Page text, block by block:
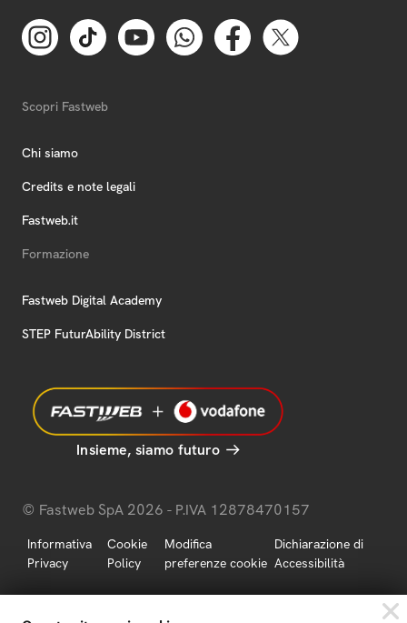
Scopri Fastweb
Chi siamo
Credits e note legali
Fastweb.it
Formazione
Fastweb Digital Academy
STEP FuturAbility District
Insieme, siamo futuro
© Fastweb SpA 2026 - P.IVA 12878470157
Informativa
Privacy
Cookie
Policy
Modifica
preferenze cookie
Dichiarazione di
Accessibilità